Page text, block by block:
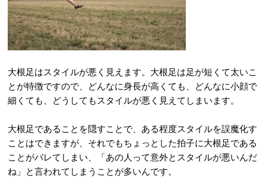
大根足はスタイルが悪く見えます。大根足は足が短くて太いこ
とが特徴ですので、どんなに身長が高くても、どんなに小顔で
細くても、どうしてもスタイルが悪く見えてしまいます。
大根足であることを隠すことで、ある程度スタイルを誤魔化す
ことはできますが、それでもちょっとした拍子に大根足である
ことがバレてしまい、「あの人って意外とスタイルが悪いんだ
ね」と言われてしまうことが多いんです。